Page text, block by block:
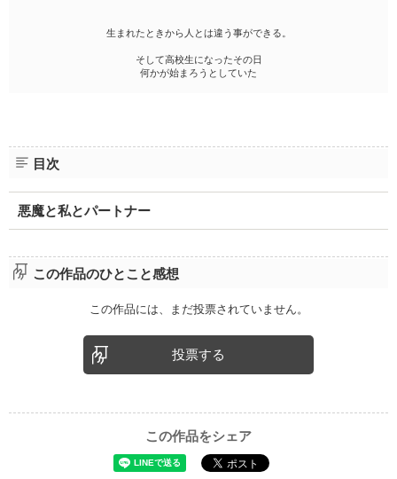
生まれたときから人とは違う事ができる。
そして高校生になったその日
何かが始まろうとしていた
目次
悪魔と私とパートナー
この作品のひとこと感想
この作品には、まだ投票されていません。
投票する
この作品をシェア